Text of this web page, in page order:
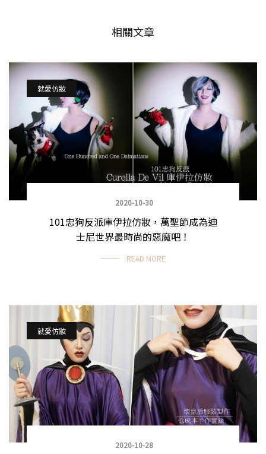
相關文章
就愛仿妝
2020-10-30
101忠狗反派庫伊拉仿妝，萬聖節成為迪
士尼世界最時尚的惡魔吧！
READ MORE
就愛仿妝
2020-10-28